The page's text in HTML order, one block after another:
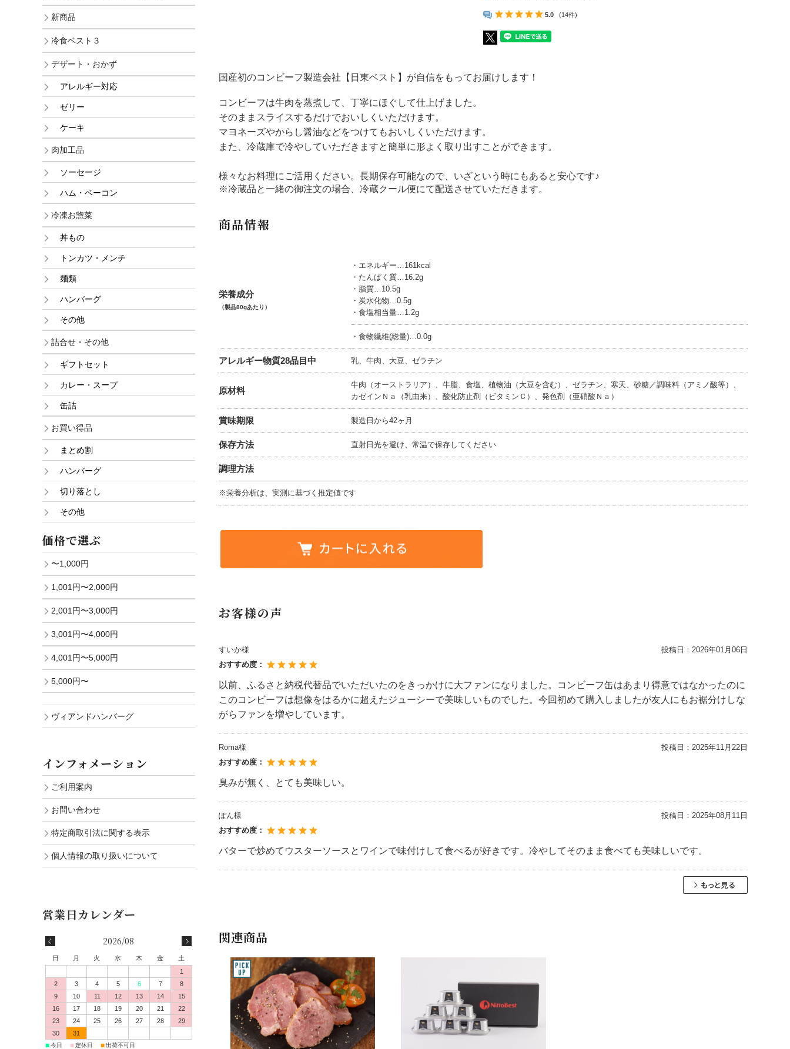
5.0 (14件)
国産初のコンビーフ製造会社【日東ベスト】が自信をもってお届けします！
コンビーフは牛肉を蒸煮して、丁寧にほぐして仕上げました。
そのままスライスするだけでおいしくいただけます。
マヨネーズやからし醤油などをつけてもおいしくいただけます。
また、冷蔵庫で冷やしていただきますと簡単に形よく取り出すことができます。
様々なお料理にご活用ください。長期保存可能なので、いざという時にもあると安心です♪
※冷蔵品と一緒の御注文の場合、冷蔵クール便にて配送させていただきます。
商品情報
栄養成分
（製品80gあたり）
・エネルギー…161kcal
・たんぱく質…16.2g
・脂質…10.5g
・炭水化物…0.5g
・食塩相当量…1.2g
・食物繊維(総量)…0.0g
アレルギー物質28品目中 乳、牛肉、大豆、ゼラチン
原材料
牛肉（オーストラリア）、牛脂、食塩、植物油（大豆を含む）、ゼラチン、寒天、砂糖／調味料（アミノ酸等）、
カゼインＮａ（乳由来）、酸化防止剤（ビタミンＣ）、発色剤（亜硝酸Ｎａ）
賞味期限 製造日から42ヶ月
保存方法 直射日光を避け、常温で保存してください
調理方法
※栄養分析は、実測に基づく推定値です
お客様の声
すいか様 投稿日： 2026年01月06日
おすすめ度：
以前、ふるさと納税代替品でいただいたのをきっかけに大ファンになりました。コンビーフ缶はあまり得意ではなかったのに
このコンビーフは想像をはるかに超えたジューシーで美味しいものでした。今回初めて購入しましたが友人にもお裾分けしな
がらファンを増やしています。
Roma様 投稿日： 2025年11月22日
おすすめ度：
臭みが無く、とても美味しい。
ぽん様 投稿日： 2025年08月11日
おすすめ度：
バターで炒めてウスターソースとワインで味付けして食べるが好きです。冷やしてそのまま食べても美味しいです。
関連商品
新商品
冷食ベスト３
デザート・おかず
アレルギー対応
ゼリー
ケーキ
肉加工品
ソーセージ
ハム・ベーコン
冷凍お惣菜
丼もの
トンカツ・メンチ
麺類
ハンバーグ
その他
詰合せ・その他
ギフトセット
カレー・スープ
缶詰
お買い得品
まとめ割
ハンバーグ
切り落とし
その他
価格で選ぶ
〜1,000円
1,001円〜2,000円
2,001円〜3,000円
3,001円〜4,000円
4,001円〜5,000円
5,000円〜
ヴィアンドハンバーグ
インフォメーション
ご利用案内
お問い合わせ
特定商取引法に関する表示
個人情報の取り扱いについて
2026/08
日 月 火 水 木 金
土
1
2
3 4 5 6 7
8
9
10 11 12 13 14
15
16
17 18 19 20 21
22
23
24 25 26 27 28
29
30
31
■今日 ■定休日 ■出荷不可日